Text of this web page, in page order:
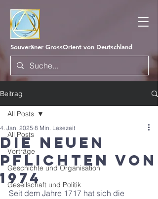
Souveräner GrossOrient von Deutschland
Beitrag
All Posts
Vorträge
Geschichte und Organisation
Gesellschaft und Politik
All Posts
Die Neuen
Pflichten von
1974
4. Jan. 2025 8 Min. Lesezeit
Seit dem Jahre 1717 hat sich die